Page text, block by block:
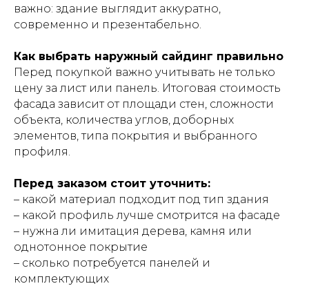
важно: здание выглядит аккуратно,
современно и презентабельно.
Как выбрать наружный сайдинг правильно
Перед покупкой важно учитывать не только
цену за лист или панель. Итоговая стоимость
фасада зависит от площади стен, сложности
объекта, количества углов, доборных
элементов, типа покрытия и выбранного
профиля.
Перед заказом стоит уточнить:
– какой материал подходит под тип здания
– какой профиль лучше смотрится на фасаде
– нужна ли имитация дерева, камня или
однотонное покрытие
– сколько потребуется панелей и
комплектующих